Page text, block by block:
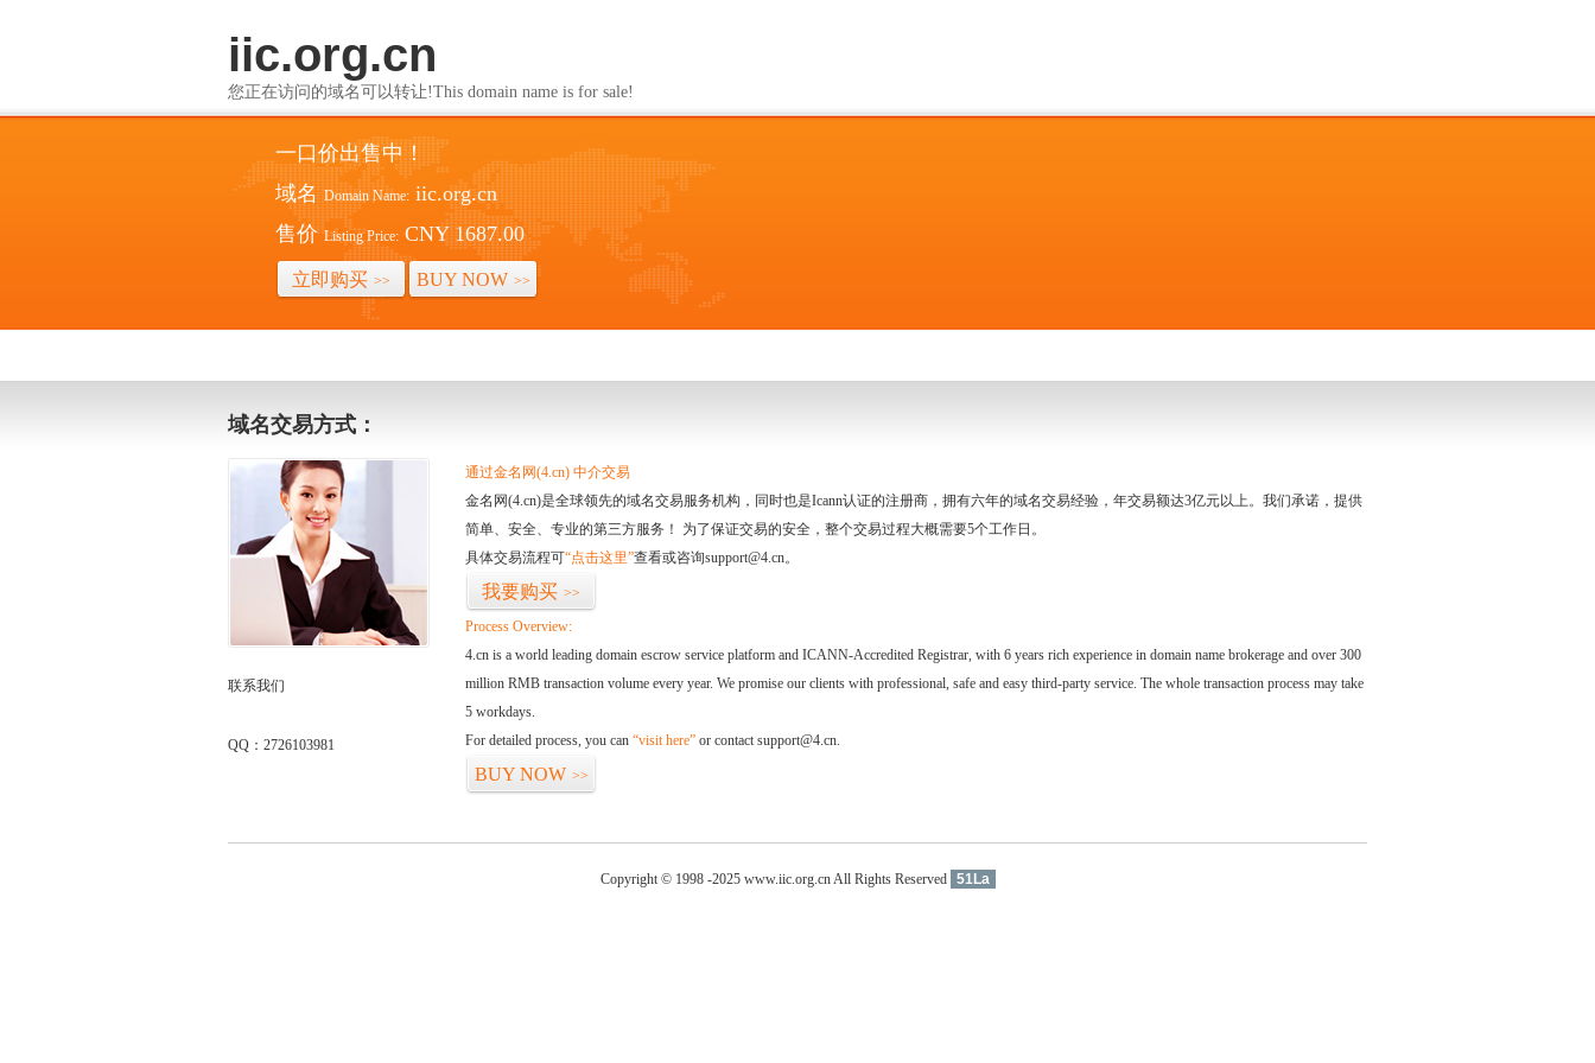
iic.org.cn
您正在访问的域名可以转让!This domain name is for sale!
一口价出售中！
域名 Domain Name: iic.org.cn
售价 Listing Price: CNY 1687.00
立即购买 >> BUY NOW >>
域名交易方式：
联系我们
QQ：2726103981
通过金名网(4.cn) 中介交易
金名网(4.cn)是全球领先的域名交易服务机构，同时也是Icann认证的注册商，拥有六年的域名交易经验，年交易额达3亿元以上。我们承诺，提供
简单、安全、专业的第三方服务！ 为了保证交易的安全，整个交易过程大概需要5个工作日。
具体交易流程可“点击这里”查看或咨询support@4.cn。
我要购买 >>
Process Overview:
4.cn is a world leading domain escrow service platform and ICANN-Accredited Registrar, with 6 years rich experience in domain name brokerage and over 300
million RMB transaction volume every year. We promise our clients with professional, safe and easy third-party service. The whole transaction process may take
5 workdays.
For detailed process, you can “visit here” or contact support@4.cn.
BUY NOW >>
Copyright © 1998 -2025 www.iic.org.cn All Rights Reserved 51La